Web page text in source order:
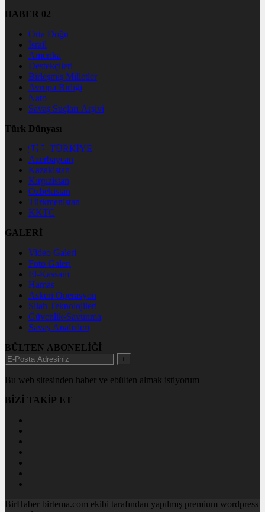
HABER 02
Orta Doğu
İsrail
Amerika
Destekçileri
Birleşmiş Milletler
Avrupa Birliği
Nato
Savaş Suçları Arşivi
Türk Dünyası
🇹🇷 TÜRKİYE
Azerbaycan
Kazakistan
Kırgızistan
Özbekistan
Türkmenistan
KKTC
GALERİ
Video Galeri
Foto Galeri
El-Kassam
Hamas
Askeri Operasyon
Silah Teknolojileri
Güvenlik-Savunma
Savaş Analizleri
BÜLTEN ABONELİĞİ
+
Bu web sitesinden haber ve ebülten almak istiyorum
BİZİ TAKİP ET
BirHaber birtema.com ekibi tarafından yapılmış premium wordpress